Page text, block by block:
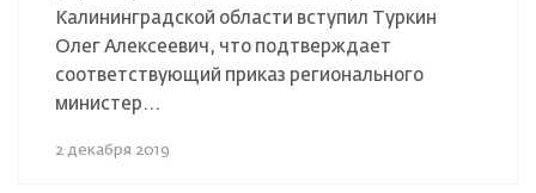
Калининградской области вступил Туркин
Олег Алексеевич, что подтверждает
соответствующий приказ регионального
министер...
2 декабря 2019